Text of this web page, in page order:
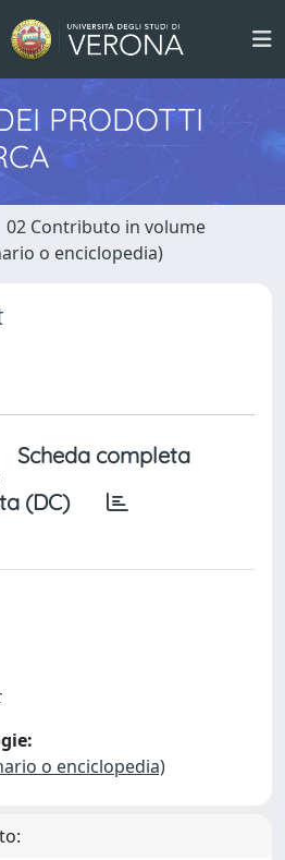
PRODOTTI
02 Contributo in volume
o enciclopedia)
Scheda completa
(DC)
o enciclopedia)